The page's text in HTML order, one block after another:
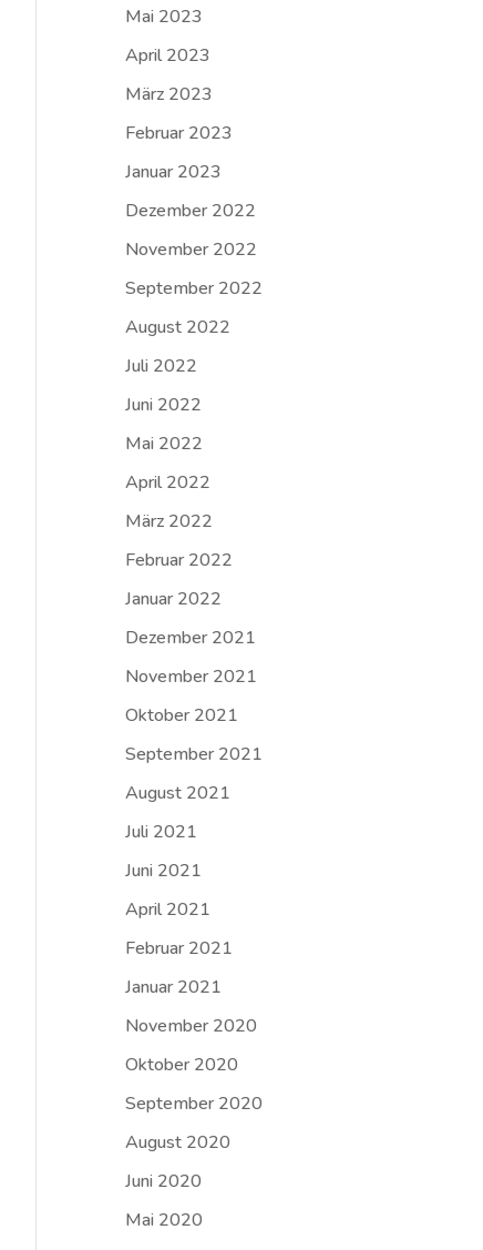
Mai 2023
April 2023
März 2023
Februar 2023
Januar 2023
Dezember 2022
November 2022
September 2022
August 2022
Juli 2022
Juni 2022
Mai 2022
April 2022
März 2022
Februar 2022
Januar 2022
Dezember 2021
November 2021
Oktober 2021
September 2021
August 2021
Juli 2021
Juni 2021
April 2021
Februar 2021
Januar 2021
November 2020
Oktober 2020
September 2020
August 2020
Juni 2020
Mai 2020